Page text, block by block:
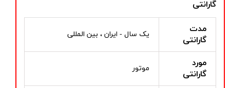
گارانتی
مدت
گارانتی
یک سال - ایران ، بین المللی
مورد
گارانتی
موتور